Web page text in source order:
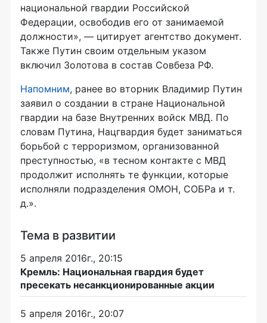
национальной гвардии Российской
Федерации, освободив его от занимаемой
должности», — цитирует агентство документ.
Также Путин своим отдельным указом
включил Золотова в состав Совбеза РФ.
Напомним, ранее во вторник Владимир Путин
заявил о создании в стране Национальной
гвардии на базе Внутренних войск МВД. По
словам Путина, Нацгвардия будет заниматься
борьбой с терроризмом, организованной
преступностью, «в тесном контакте с МВД
продолжит исполнять те функции, которые
исполняли подразделения ОМОН, СОБРа и т.
д.».
Тема в развитии
5 апреля 2016г., 20:15
Кремль: Национальная гвардия будет
пресекать несанкционированные акции
5 апреля 2016г., 20:07